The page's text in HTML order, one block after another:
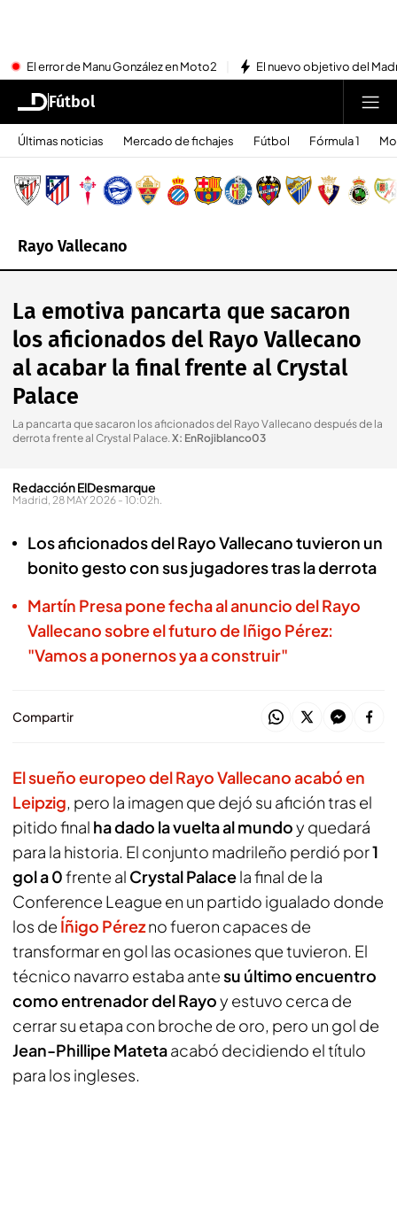
El error de Manu González en Moto2 El nuevo objetivo del
Fútbol
Últimas noticias Mercado de fichajes Fútbol Fórmula 1
Rayo Vallecano
La emotiva pancarta que sacaron
los aficionados del Rayo Vallecano
al acabar la final frente al Crystal
Palace
La pancarta que sacaron los aficionados del Rayo Vallecano después de la
derrota frente al Crystal Palace.X: EnRojiblanco03
Redacción ElDesmarque
Madrid, 28 MAY 2026 - 10:02h.
Los aficionados del Rayo Vallecano tuvieron un
bonito gesto con sus jugadores tras la derrota
Martín Presa pone fecha al anuncio del Rayo
Vallecano sobre el futuro de Iñigo Pérez:
"Vamos a ponernos ya a construir"
Compartir
El sueño europeo del Rayo Vallecano acabó en
Leipzig, pero la imagen que dejó su afición tras el
pitido final ha dado la vuelta al mundoy quedará
para la historia. El conjunto madrileño perdió por1
gol a 0frente al Crystal Palacela final de la
Conference League en un partido igualado donde
los de Íñigo Pérezno fueron capaces de
transformar en gol las ocasiones que tuvieron. El
técnico navarro estaba antesu último encuentro
como entrenador del Rayoy estuvo cerca de
cerrar su etapa con broche de oro, pero un gol de
Jean-Phillipe Matetaacabó decidiendo el título
para los ingleses.